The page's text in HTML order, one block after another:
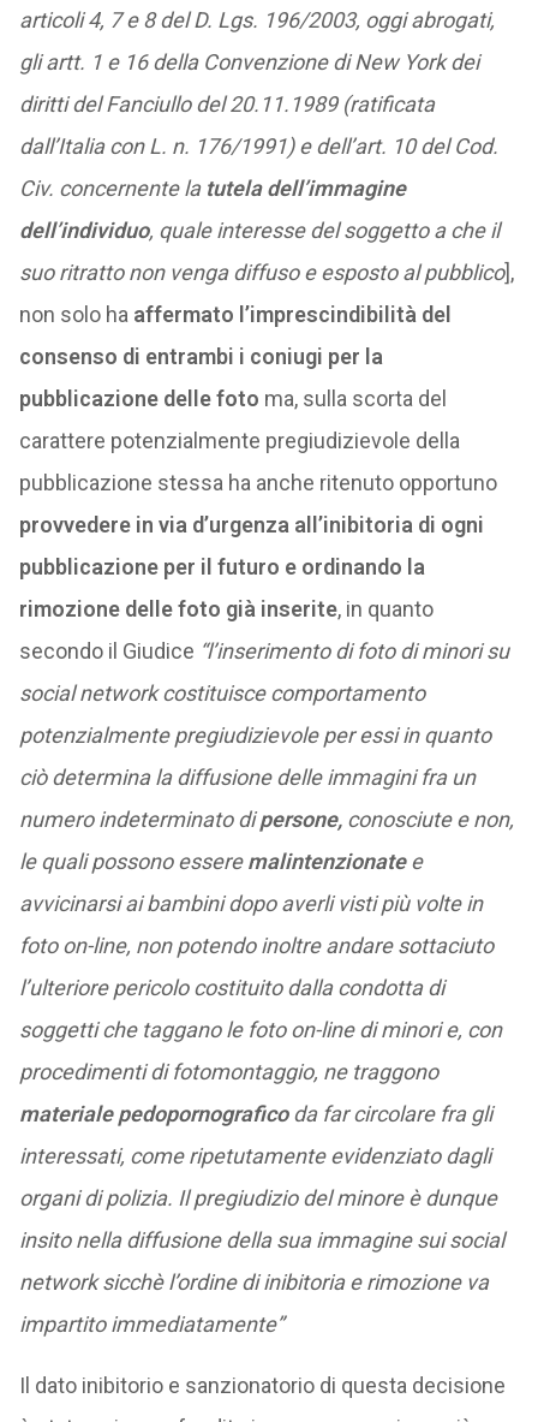
articoli 4, 7 e 8 del D. Lgs. 196/2003, oggi abrogati,
gli artt. 1 e 16 della Convenzione di New York dei
diritti del Fanciullo del 20.11.1989 (ratificata
dall’Italia con L. n. 176/1991) e dell’art. 10 del Cod.
Civ. concernente la tutela dell’immagine
dell’individuo, quale interesse del soggetto a che il
suo ritratto non venga diffuso e esposto al pubblico],
non solo ha affermato l’imprescindibilità del
consenso di entrambi i coniugi per la
pubblicazione delle foto ma, sulla scorta del
carattere potenzialmente pregiudizievole della
pubblicazione stessa ha anche ritenuto opportuno
provvedere in via d’urgenza all’inibitoria di ogni
pubblicazione per il futuro e ordinando la
rimozione delle foto già inserite, in quanto
secondo il Giudice “l’inserimento di foto di minori su
social network costituisce comportamento
potenzialmente pregiudizievole per essi in quanto
ciò determina la diffusione delle immagini fra un
numero indeterminato dipersone,conosciute e non,
le quali possono esseremalintenzionatee
avvicinarsi ai bambini dopo averli visti più volte in
foto on-line, non potendo inoltre andare sottaciuto
l’ulteriore pericolo costituito dalla condotta di
soggetti che taggano le foto on-line di minori e, con
procedimenti di fotomontaggio, ne traggono
materiale pedopornograficoda far circolare fra gli
interessati, come ripetutamente evidenziato dagli
organi di polizia. Il pregiudizio del minore è dunque
insito nella diffusione della sua immagine sui social
network sicchè l’ordine di inibitoria e rimozione va
impartito immediatamente”
Il dato inibitorio e sanzionatorio di questa decisione